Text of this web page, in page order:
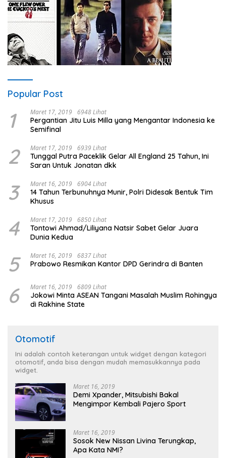
Popular Post
1 Maret 17, 2019 6948 Lihat
Pergantian Jitu Luis Milla yang Mengantar Indonesia ke
Semifinal
2 Maret 17, 2019 6939 Lihat
Tunggal Putra Paceklik Gelar All England 25 Tahun, Ini
Saran Untuk Jonatan dkk
3 Maret 16, 2019 6904 Lihat
14 Tahun Terbunuhnya Munir, Polri Didesak Bentuk Tim
Khusus
4 Maret 17, 2019 6850 Lihat
Tontowi Ahmad/Liliyana Natsir Sabet Gelar Juara
Dunia Kedua
5 Maret 16, 2019 6837 Lihat
Prabowo Resmikan Kantor DPD Gerindra di Banten
6 Maret 16, 2019 6809 Lihat
Jokowi Minta ASEAN Tangani Masalah Muslim Rohingya
di Rakhine State
Otomotif
Ini adalah contoh keterangan untuk widget dengan kategori
otomotif, anda bisa dengan mudah memasukkannya pada
widget.
Maret 16, 2019
Demi Xpander, Mitsubishi Bakal
Mengimpor Kembali Pajero Sport
Maret 16, 2019
Sosok New Nissan Livina Terungkap,
Apa Kata NMI?